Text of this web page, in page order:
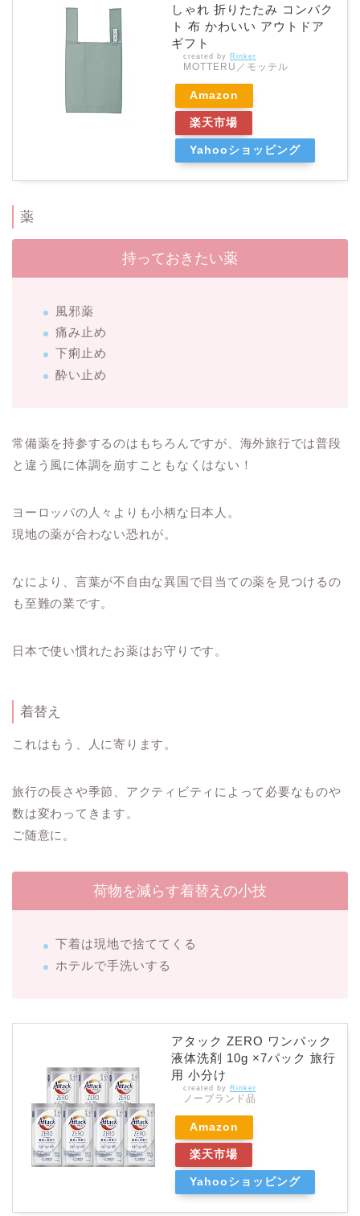
しゃれ 折りたたみ コンパク
ト 布 かわいい アウトドア
ギフト
created by Rinker
MOTTERU／モッテル
Amazon
楽天市場
Yahooショッピング
薬
持っておきたい薬
風邪薬
痛み止め
下痢止め
酔い止め
常備薬を持参するのはもちろんですが、海外旅行では普段
と違う風に体調を崩すこともなくはない！
ヨーロッパの人々よりも小柄な日本人。
現地の薬が合わない恐れが。
なにより、言葉が不自由な異国で目当ての薬を見つけるの
も至難の業です。
日本で使い慣れたお薬はお守りです。
着替え
これはもう、人に寄ります。
旅行の長さや季節、アクティビティによって必要なものや
数は変わってきます。
ご随意に。
荷物を減らす着替えの小技
下着は現地で捨ててくる
ホテルで手洗いする
アタック ZERO ワンパック
液体洗剤 10g ×7パック 旅行
用 小分け
created by Rinker
ノーブランド品
Amazon
楽天市場
Yahooショッピング